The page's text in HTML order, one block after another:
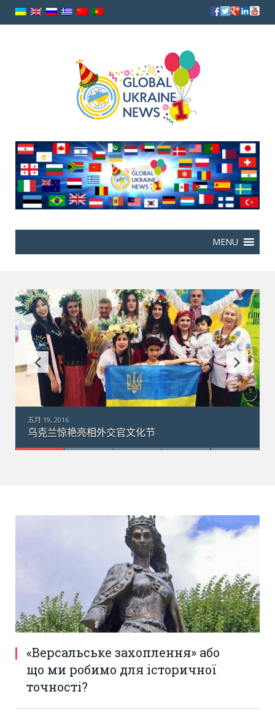
五月 18, 2016
乌克兰“梦幻”运输机在澳大利亚：引数千群众围观
«Версальське захоплення» або
що ми робимо для історичної
точності?